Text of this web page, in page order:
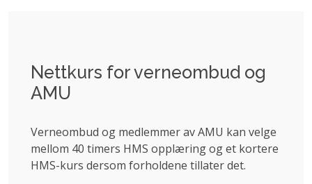
Nettkurs for verneombud og
AMU
Verneombud og medlemmer av AMU kan velge
mellom 40 timers HMS opplæring og et kortere
HMS-kurs dersom forholdene tillater det.